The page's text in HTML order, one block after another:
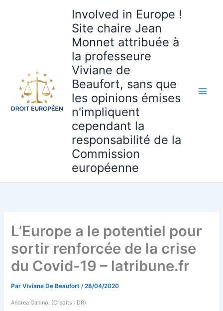
Involved in Europe !
Site chaire Jean
Monnet attribuée à
la professeure
Viviane de
Beaufort, sans que
les opinions émises
n'impliquent
cependant la
responsabilité de la
Commission
européenne
L’Europe a le potentiel pour
sortir renforcée de la crise
du Covid-19 – latribune.fr
ParViviane De Beaufort/28/04/2020
Andrea Canino. (Crédits : DR)